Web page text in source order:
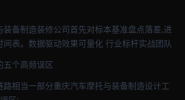
装备制造装修公司首先对标本基准盘点落差,进
表。数据驱动效果可量化 行业标杆实战团队
五个高频误区
路相当一部分重庆汽车摩托与装备制造设计工